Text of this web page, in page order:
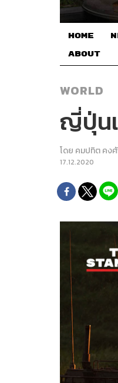
HOME
ABOUT
WORLD
ญี่ปุ่น
โดย คมปทิต คง
17.12.2020